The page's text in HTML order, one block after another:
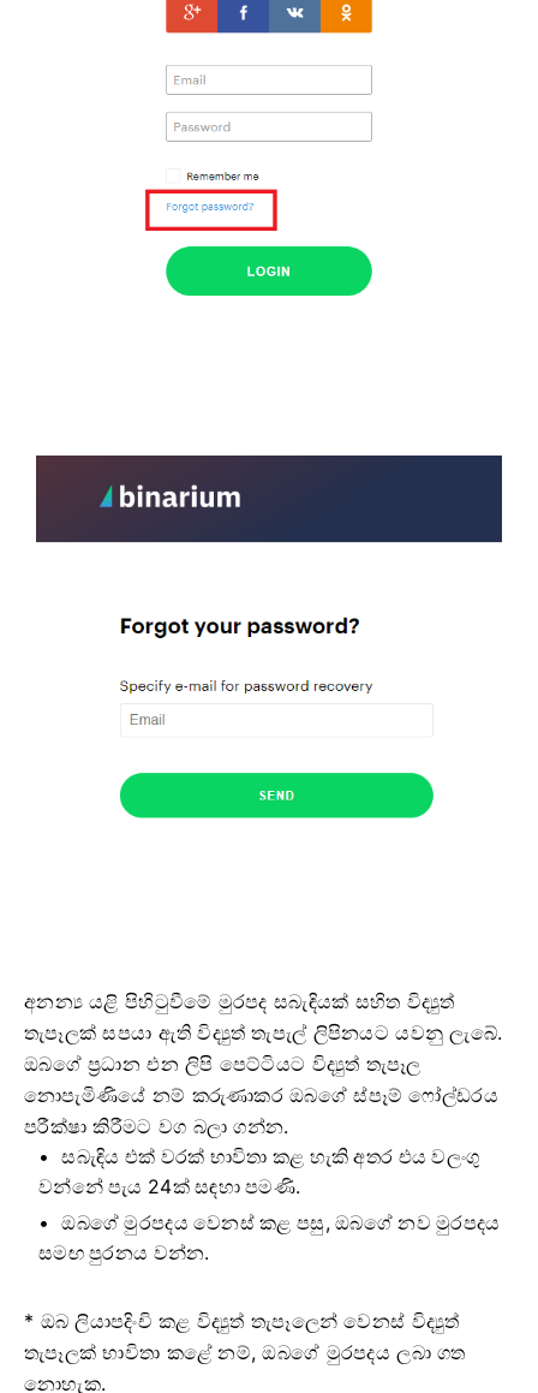
අනන්‍ය යළි පිහිටුවීමේ මුරපද සබැඳියක් සහිත විද්‍යුත්
තැපෑලක් සපයා ඇති විද්‍යුත් තැපැල් ලිපිනයට යවනු ලැබේ.
ඔබගේ ප්‍රධාන එන ලිපි පෙට්ටියට විද්‍යුත් තැපෑල
නොපැමිණියේ නම් කරුණාකර ඔබගේ ස්පෑම් ෆෝල්ඩරය
පරීක්ෂා කිරීමට වග බලා ගන්න.
සබැඳිය එක් වරක් භාවිතා කළ හැකි අතර එය වලංගු
වන්නේ පැය 24ක් සඳහා පමණි.
ඔබගේ මුරපදය වෙනස් කළ පසු, ඔබගේ නව මුරපදය
සමඟ පුරනය වන්න.
* ඔබ ලියාපදිංචි කළ විද්‍යුත් තැපෑලෙන් වෙනස් විද්‍යුත්
තැපෑලක් භාවිතා කළේ නම්, ඔබගේ මුරපදය ලබා ගත
නොහැක.